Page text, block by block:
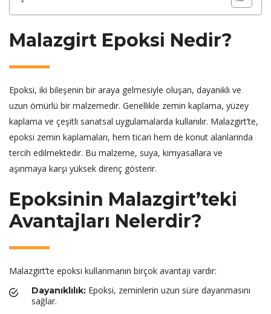
Malazgirt Epoksi Nedir?
Epoksi, iki bileşenin bir araya gelmesiyle oluşan, dayanıklı ve
uzun ömürlü bir malzemedir. Genellikle zemin kaplama, yüzey
kaplama ve çeşitli sanatsal uygulamalarda kullanılır. Malazgirt’te,
epoksi zemin kaplamaları, hem ticari hem de konut alanlarında
tercih edilmektedir. Bu malzeme, suya, kimyasallara ve
aşınmaya karşı yüksek direnç gösterir.
Epoksinin Malazgirt’teki
Avantajları Nelerdir?
Malazgirt’te epoksi kullanmanın birçok avantajı vardır:
Dayanıklılık: Epoksi, zeminlerin uzun süre dayanmasını
sağlar.